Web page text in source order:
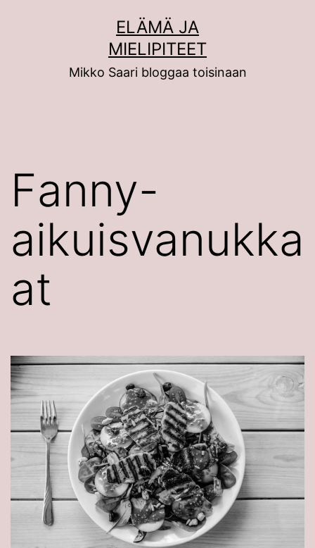
ELÄMÄ JA
MIELIPITEET
Mikko Saari bloggaa toisinaan
Fanny-
aikuisvanukka
at